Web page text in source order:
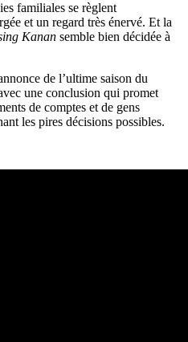
familiales se règlent
et un regard très énervé. Et la
Kanan semble bien décidée à
de l’ultime saison du
une conclusion qui promet
de comptes et de gens
les pires décisions possibles.